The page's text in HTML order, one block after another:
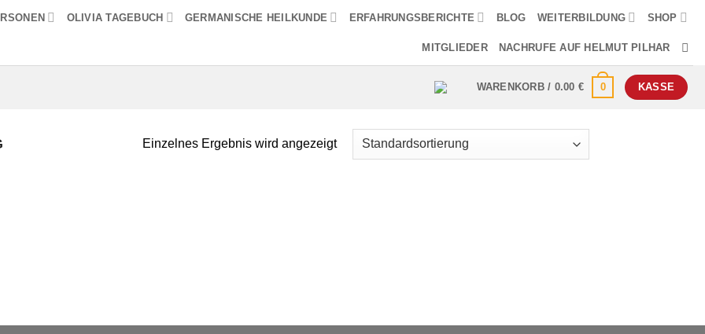
OLIVIA TAGEBUCH GERMANISCHE HEILKUNDE ERFAHRUNGSBERICHTE BLOG WEITERBILDUNG SHOP
MITGLIEDER NACHRUFE AUF HELMUT PILHAR
WARENKORB / 0.00 € 0 KASSE
Einzelnes Ergebnis wird angezeigt